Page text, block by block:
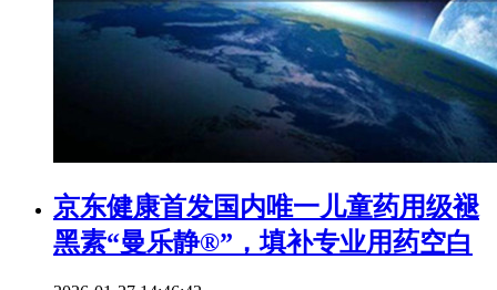
京东健康首发国内唯一儿童药用级褪
黑素“曼乐静®”，填补专业用药空白